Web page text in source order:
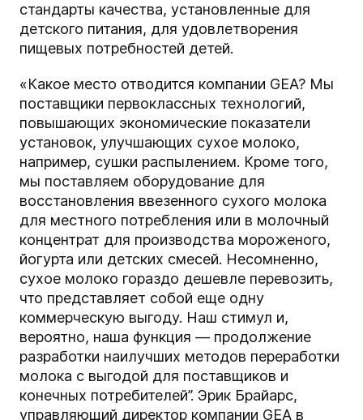
стандарты качества, установленные для
детского питания, для удовлетворения
пищевых потребностей детей.
«Какое место отводится компании GEA? Мы
поставщики первоклассных технологий,
повышающих экономические показатели
установок, улучшающих сухое молоко,
например, сушки распылением. Кроме того,
мы поставляем оборудование для
восстановления ввезенного сухого молока
для местного потребления или в молочный
концентрат для производства мороженого,
йогурта или детских смесей. Несомненно,
сухое молоко гораздо дешевле перевозить,
что представляет собой еще одну
коммерческую выгоду. Наш стимул и,
вероятно, наша функция — продолжение
разработки наилучших методов переработки
молока с выгодой для поставщиков и
конечных потребителей”. Эрик Брайарс,
управляющий директор компании GEA в